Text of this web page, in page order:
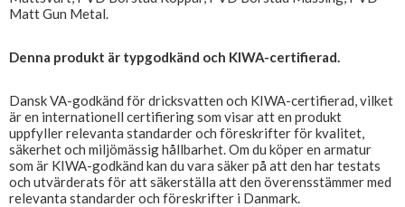
Matt Gun Metal.
Denna produkt är typgodkänd och KIWA-certifierad.
Dansk VA-godkänd för dricksvatten och KIWA-certifierad, vilket
är en internationell certifiering som visar att en produkt
uppfyller relevanta standarder och föreskrifter för kvalitet,
säkerhet och miljömässig hållbarhet. Om du köper en armatur
som är KIWA-godkänd kan du vara säker på att den har testats
och utvärderats för att säkerställa att den överensstämmer med
relevanta standarder och föreskrifter i Danmark.